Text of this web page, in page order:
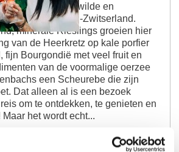
in het prachtige, wilde en
Rheinhessen-Zwitserland.
minerale Rieslings groeien hier
van de Heerkretz op kale porfier
fijn Bourgondië met veel fruit en
van de voormalige oerzee
een Scheurebe die zijn
Dat alleen al is een bezoek
om te ontdekken, te genieten en
het wordt echt...